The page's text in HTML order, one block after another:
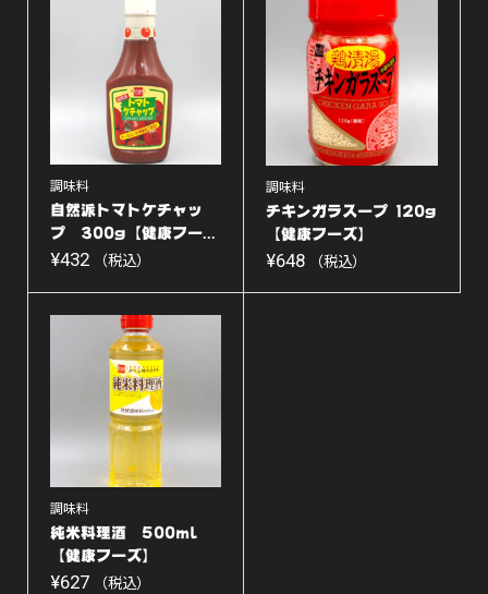
調味料
自然派トマトケチャッ
プ 300g【健康フー...
¥432 （税込）
調味料
チキンガラスープ 120g
【健康フーズ】
¥648 （税込）
調味料
純米料理酒 500ml
【健康フーズ】
¥627 （税込）